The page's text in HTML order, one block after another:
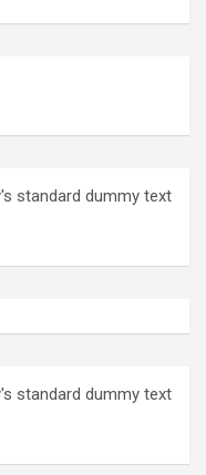
standard dummy text
standard dummy text